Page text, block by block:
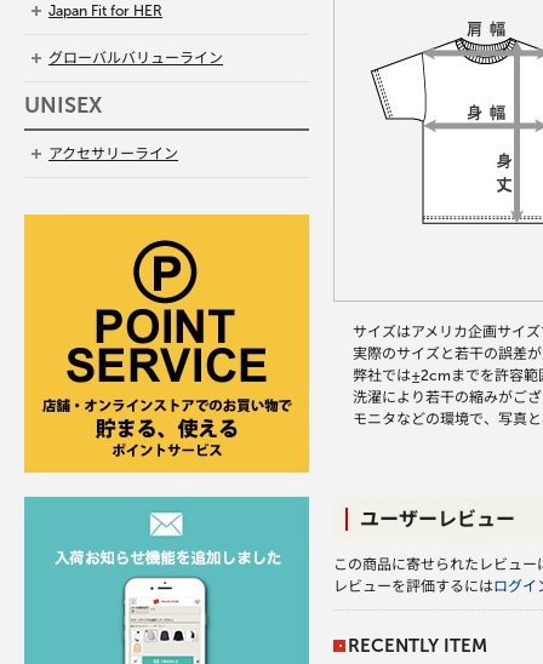
サイズはアメリカ企画サイ
実際のサイズと若干の誤差
弊社では±2cmまでを許容範
洗濯により若干の縮みがご
モニタなどの環境で、写真
ユーザーレビュー
この商品に寄せられたレビュ
レビューを評価するにはログイ
Japan Fit for HER
グローバルバリューライン
UNISEX
アクセサリーライン
RECENTLY ITEM